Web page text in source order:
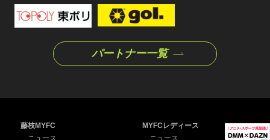
パートナー一覧
藤枝MYFC
MYFCレディース